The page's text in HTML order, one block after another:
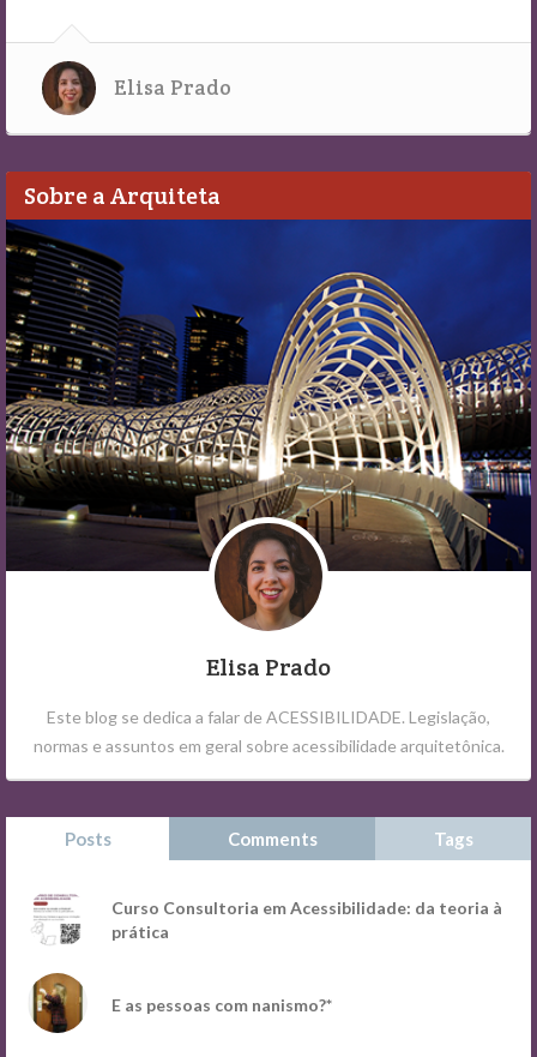
Elisa Prado
Sobre a Arquiteta
Elisa Prado
Este blog se dedica a falar de ACESSIBILIDADE. Legislação,
normas e assuntos em geral sobre acessibilidade arquitetônica.
Posts Comments Tags
Curso Consultoria em Acessibilidade: da teoria à
prática
E as pessoas com nanismo?*